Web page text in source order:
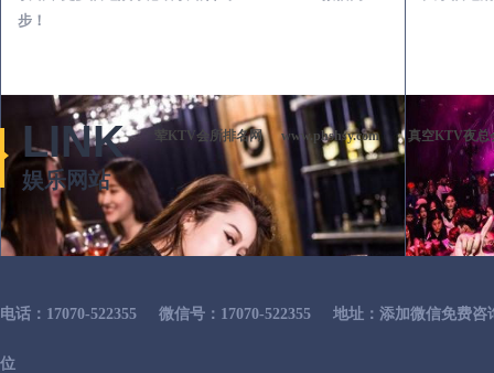
步！
LINK
娱乐网站
荤KTV会所排名网 www.phshsy.com 真空KTV夜总
电话：17070-522355 微信号：17070-522355 地址：添加微信免费咨
位